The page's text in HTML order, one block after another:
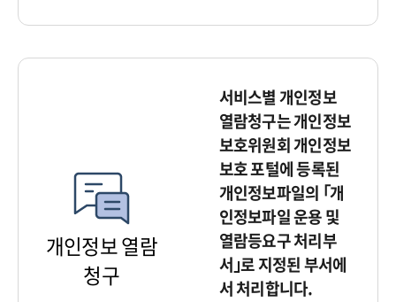
개인정보 열람
청구
서비스별 개인정보
열람청구는 개인정보
보호위원회 개인정보
보호 포털에 등록된
개인정보파일의 ｢개
인정보파일 운용 및
열람등요구 처리부
서｣로 지정된 부서에
서 처리합니다.